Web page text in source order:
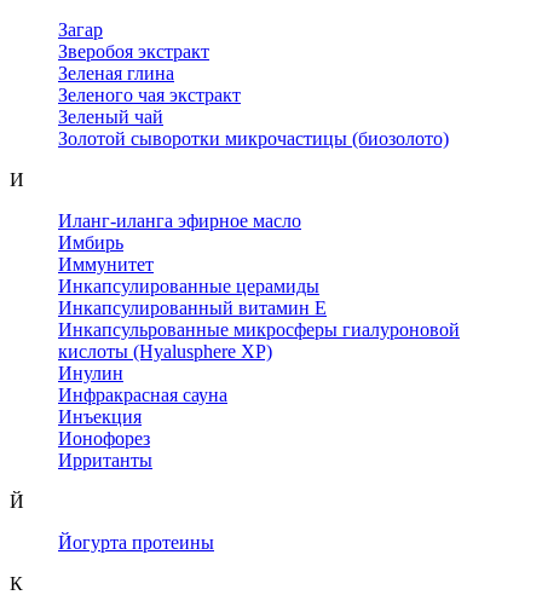
Загар
Зверобоя экстракт
Зеленая глина
Зеленого чая экстракт
Зеленый чай
Золотой сыворотки микрочастицы (биозолото)
И
Иланг-иланга эфирное масло
Имбирь
Иммунитет
Инкапсулированные церамиды
Инкапсулированный витамин Е
Инкапсульрованные микросферы гиалуроновой
кислоты (Hyalusphere XP)
Инулин
Инфракрасная сауна
Инъекция
Ионофорез
Ирританты
Й
Йогурта протеины
К